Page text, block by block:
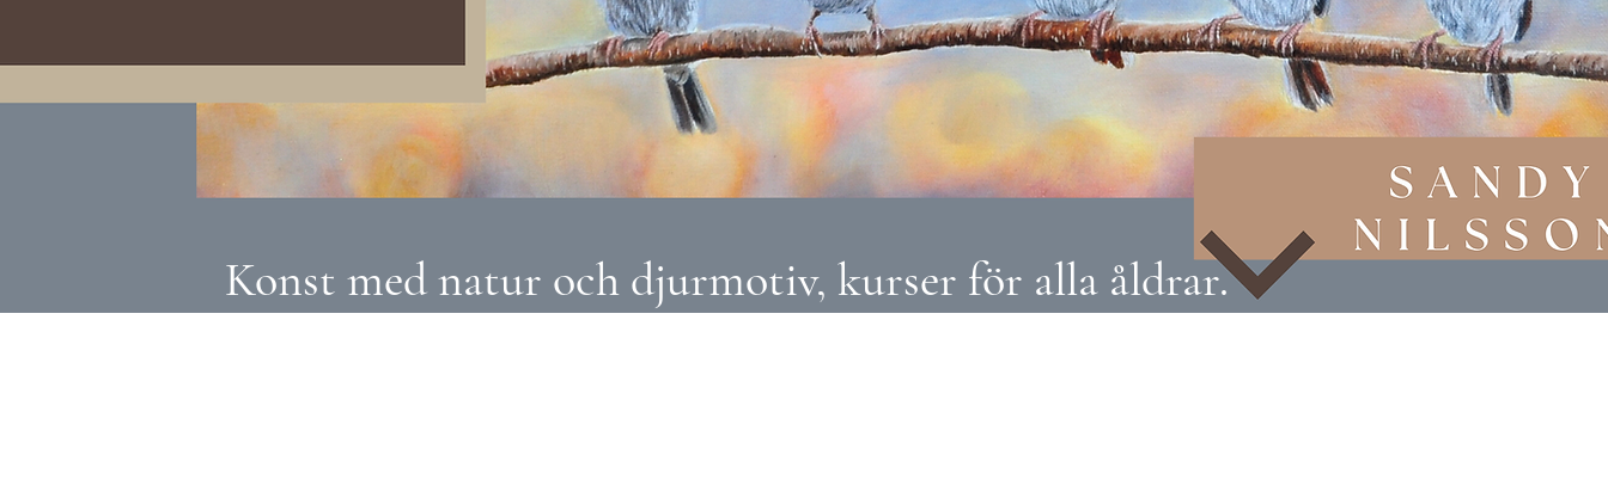
Konst med natur och djurmotiv, kurser för alla åldrar.